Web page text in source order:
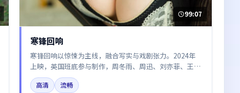
99:07
寒锋回响
寒锋回响以惊悚为主线，融合写实与戏剧张力。2024年
上映，英国班底参与制作，周冬雨、周迅、刘亦菲、王景
春在片中呈现细腻表演，影像风格统一，配乐与剪辑强化
了情绪曲线。
高清
流畅